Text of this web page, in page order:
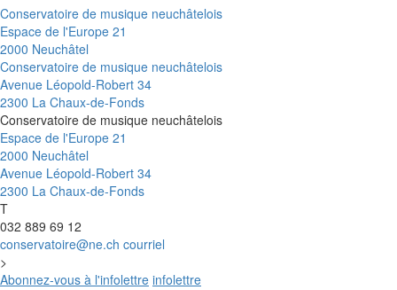
Conservatoire de musique neuchâtelois
Espace de l'Europe 21
2000 Neuchâtel
Conservatoire de musique neuchâtelois
Avenue Léopold-Robert 34
2300 La Chaux-de-Fonds
Conservatoire de musique neuchâtelois
Espace de l'Europe 21
2000 Neuchâtel
Avenue Léopold-Robert 34
2300 La Chaux-de-Fonds
T
032 889 69 12
conservatoire@ne.ch courriel
>
Abonnez-vous à l'infolettre infolettre